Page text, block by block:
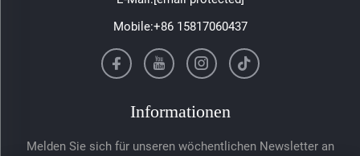
Mobile:+86 15817060437
Informationen
Melden Sie sich für unseren wöchentlichen Newsletter an